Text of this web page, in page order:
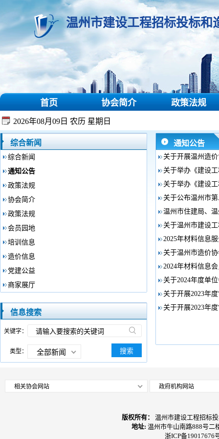
温州市建设工程招标投标和
首页 协会简介 政策法规
2026年08月09日 农历 星期日
综合新闻
综合新闻
通知公告
政策法规
协会简介
政策法规
会员园地
培训信息
造价信息
党建公益
商家展厅
通知公告
关于开展温州造
关于举办《建设
关于举办《建设
关于公布温州市
温州市住建局、
关于温州市建设
2025年材料信息
关于温州市造价
2024年材料信息
关于2024年度单
关于开展2023年
关于开展2023年
信息搜索
关键字：
类型： 全部新闻 搜索
相关协会网站 政府机构网站
版权所有： 温州市建设工程招标
地址: 温州市牛山南路888号二
浙ICP备19017676